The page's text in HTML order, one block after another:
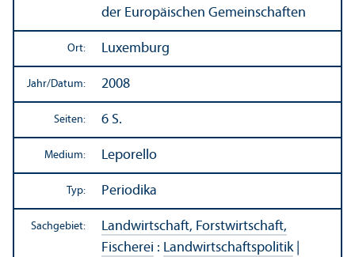
der Europäischen Gemeinschaften
Ort: Luxemburg
Jahr/Datum: 2008
Seiten: 6 S.
Medium: Leporello
Typ: Periodika
Sachgebiet:
Landwirtschaft, Forstwirtschaft,
Fischerei : Landwirtschafts­politik|